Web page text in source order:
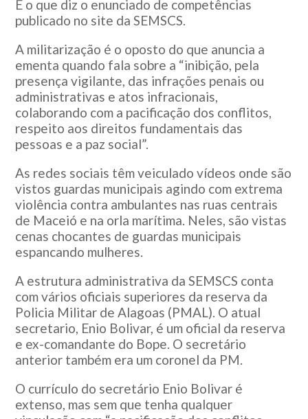
É o que diz o enunciado de competências
publicado no site da SEMSCS.
A militarização é o oposto do que anuncia a
ementa quando fala sobre a “inibição, pela
presença vigilante, das infrações penais ou
administrativas e atos infracionais,
colaborando com a pacificação dos conflitos,
respeito aos direitos fundamentais das
pessoas e a paz social”.
As redes sociais têm veiculado vídeos onde são
vistos guardas municipais agindo com extrema
violência contra ambulantes nas ruas centrais
de Maceió e na orla marítima. Neles, são vistas
cenas chocantes de guardas municipais
espancando mulheres.
A estrutura administrativa da SEMSCS conta
com vários oficiais superiores da reserva da
Policia Militar de Alagoas (PMAL). O atual
secretario, Enio Bolivar, é um oficial da reserva
e ex-comandante do Bope. O secretário
anterior também era um coronel da PM.
O currículo do secretário Enio Bolivar é
extenso, mas sem que tenha qualquer